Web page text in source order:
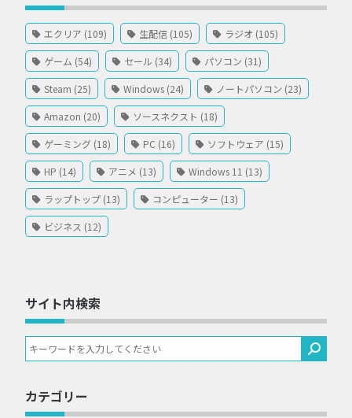
エクリア (109) 生配信 (105) ラジオ (105)
ゲーム (54) セール (34) パソコン (31)
Steam (25) Windows (24) ノートパソコン (23)
Amazon (20) ソースネクスト (18)
ゲーミング (18) PC (16) ソフトウェア (15)
HP (14) アニメ (13) Windows 11 (13)
ラップトップ (13) コンピューター (13)
ビジネス (12)
サイト内検索
カテゴリー